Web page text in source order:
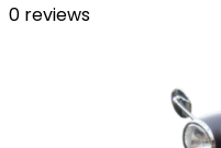
0 reviews